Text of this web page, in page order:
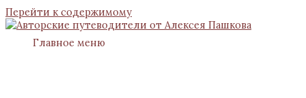
Перейти к содержимому
Главное меню